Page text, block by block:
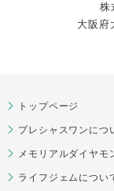
株
大阪府
トップページ
プレシャスワンにつ
メモリアルダイヤモ
ライフジェムについ